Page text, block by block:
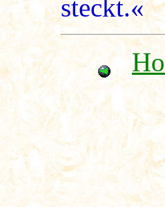
steckt.«